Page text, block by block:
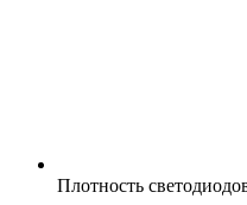
Плотность